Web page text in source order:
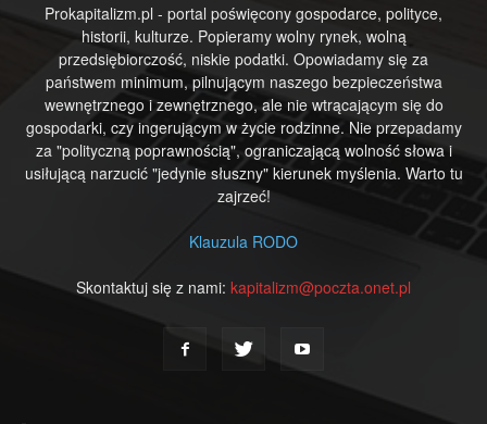
Prokapitalizm.pl - portal poświęcony gospodarce, polityce,
historii, kulturze. Popieramy wolny rynek, wolną
przedsiębiorczość, niskie podatki. Opowiadamy się za
państwem minimum, pilnującym naszego bezpieczeństwa
wewnętrznego i zewnętrznego, ale nie wtrącającym się do
gospodarki, czy ingerującym w życie rodzinne. Nie przepadamy
za "polityczną poprawnością", ograniczającą wolność słowa i
usiłującą narzucić "jedynie słuszny" kierunek myślenia. Warto tu
zajrzeć!
Klauzula RODO
Skontaktuj się z nami: kapitalizm@poczta.onet.pl